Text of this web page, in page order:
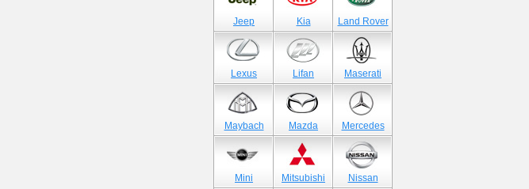
Jeep Kia Land Rover
Lexus Lifan Maserati
Maybach Mazda Mercedes
Mini Mitsubishi Nissan